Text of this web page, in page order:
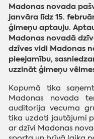
Madonas novada
janvāra līdz 15.
ģimeņu aptauju.
Madonas novadā
dzīves vidi Madonas
pieejamību,
uzzināt ģimeņu
Kopumā tika
Madonas novada
auditorija vecuma
tika uzdoti jautājumi
ar dzīvi Madonas